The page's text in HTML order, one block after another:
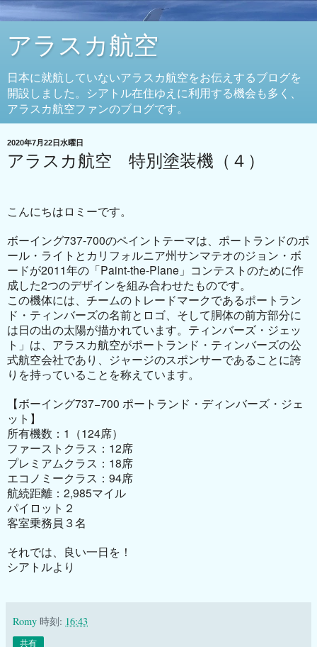
アラスカ航空
日本に就航していないアラスカ航空をお伝えするブログを
開設しました。シアトル在住ゆえに利用する機会も多く、
アラスカ航空ファンのブログです。
2020年7月22日水曜日
アラスカ航空 特別塗装機（４）
こんにちはロミーです。
ボーイング737-700のペイントテーマは、ポートランドのポ
ール・ライトとカリフォルニア州サンマテオのジョン・ボ
ードが2011年の「Paint-the-Plane 」コンテストのために作
成した2つのデザインを組み合わせたものです。
この機体には、チームのトレードマークであるポートラン
ド・ティンバーズの名前とロゴ、そして胴体の前方部分に
は日の出の太陽が描かれています。ティンバーズ・ジェッ
ト」は、アラスカ航空がポートランド・ティンバーズの公
式航空会社であり、ジャージのスポンサーであることに誇
りを持っていることを称えています。
【ボーイング737−700 ポートランド・ディンバーズ・ジェ
ット】
所有機数： 1 （124席）
ファーストクラス： 12席
プレミアムクラス： 18席
エコノミークラス： 94席
航続距離： 2,985マイル
パイロット２
客室乗務員３名
それでは、良い一日を！
シアトルより
Romy 時刻: 16:43
共有